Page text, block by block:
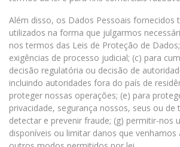
Além disso, os Dados Pessoais fornecidos
utilizados na forma que julgarmos
nos termos das Leis de Proteção de
exigências de processo judicial; (c) para
decisão regulatória ou decisão de
incluindo autoridades fora do país de
proteger nossas operações; (e) para
privacidade, segurança nossos, seus ou de
detectar e prevenir fraude; (g) permitir-nos
disponíveis ou limitar danos que venhamos